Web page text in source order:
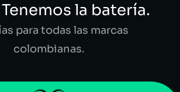
la batería.
para todas las marcas
colombianas.